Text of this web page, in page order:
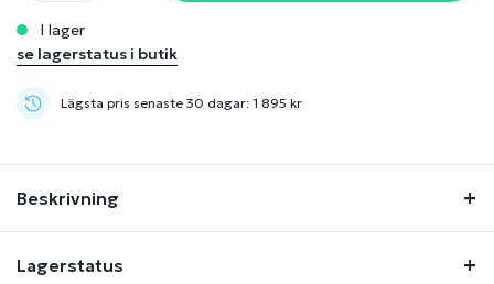
i lager
se lagerstatus i butik
Lägsta pris senaste 30 dagar: 1 895 kr
Beskrivning
Lagerstatus